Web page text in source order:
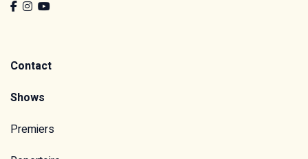
Contact
Shows
Premiers